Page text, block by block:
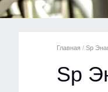
Главная / Sp
Sp